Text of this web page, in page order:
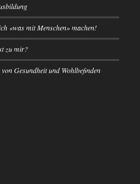
«was mit Menschen» machen!
zu mir?
Gesundheit und Wohlbefinden